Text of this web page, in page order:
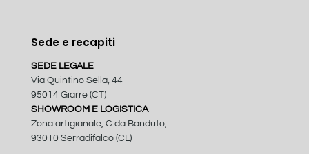
Sede e recapiti
SEDE LEGALE
Via Quintino Sella, 44
95014 Giarre (CT)
SHOWROOM E LOGISTICA
Zona artigianale, C.da Banduto,
93010 Serradifalco (CL)